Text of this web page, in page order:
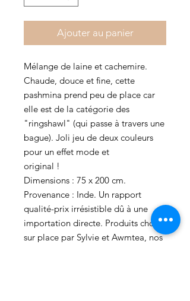
Ajouter au panier
Mélange de laine et cachemire.
Chaude, douce et fine, cette
pashmina prend peu de place car
elle est de la catégorie des
"ringshawl" (qui passe à travers une
bague). Joli jeu de deux couleurs
pour un effet mode et
original !
Dimensions : 75 x 200 cm.
Provenance : Inde. Un rapport
qualité-prix irrésistible dû à une
importation directe. Produits choisis
sur place par Sylvie et Awmtea, nos